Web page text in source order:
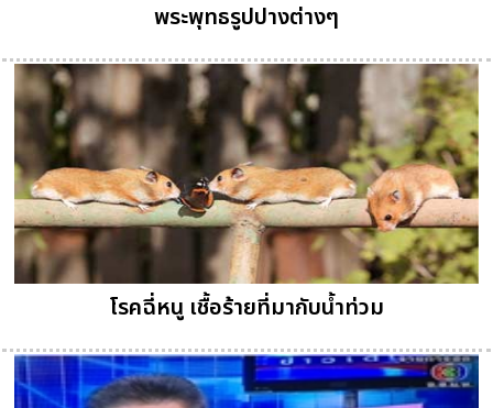
พระพุทธรูปปางต่างๆ
โรคฉี่หนู เชื้อร้ายที่มากับน้ำท่วม